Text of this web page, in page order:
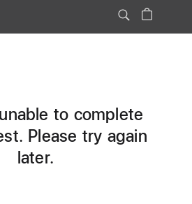
to complete
Please try again
later.